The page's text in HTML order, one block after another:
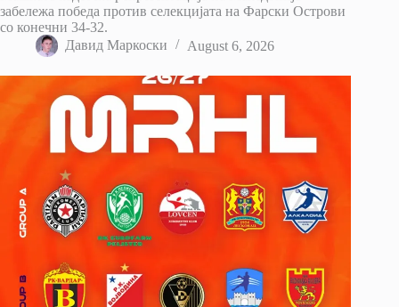
забележа победа против селекцијата на Фарски Острови
со конечни 34-32.
Давид Маркоски
August 6, 2026